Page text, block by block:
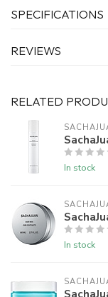
SPECIFICATIONS
REVIEWS
RELATED
In stock
In stock